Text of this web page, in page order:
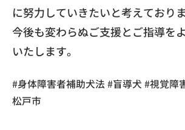
に努力していきたいと考えておりま
今後も変わらぬご支援とご指導を
いたします。
​#身体障害者補助犬法 #盲導犬 #視覚障
松戸市